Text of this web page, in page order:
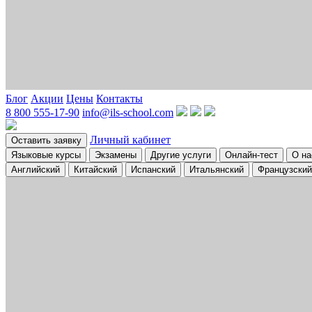
Блог Акции Цены Контакты
8 800 555-17-90 info@ils-school.com
Оставить заявку Личный кабинет
Языковые курсы Экзамены Другие услуги Онлайн-тест
О
Английский
Китайский Испанский Итальянский Французский